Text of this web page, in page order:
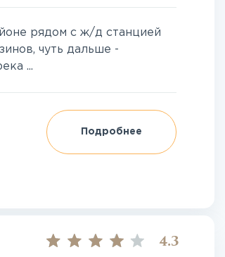
рядом с ж/д станцией
чуть дальше -
...
Подробнее
4.3